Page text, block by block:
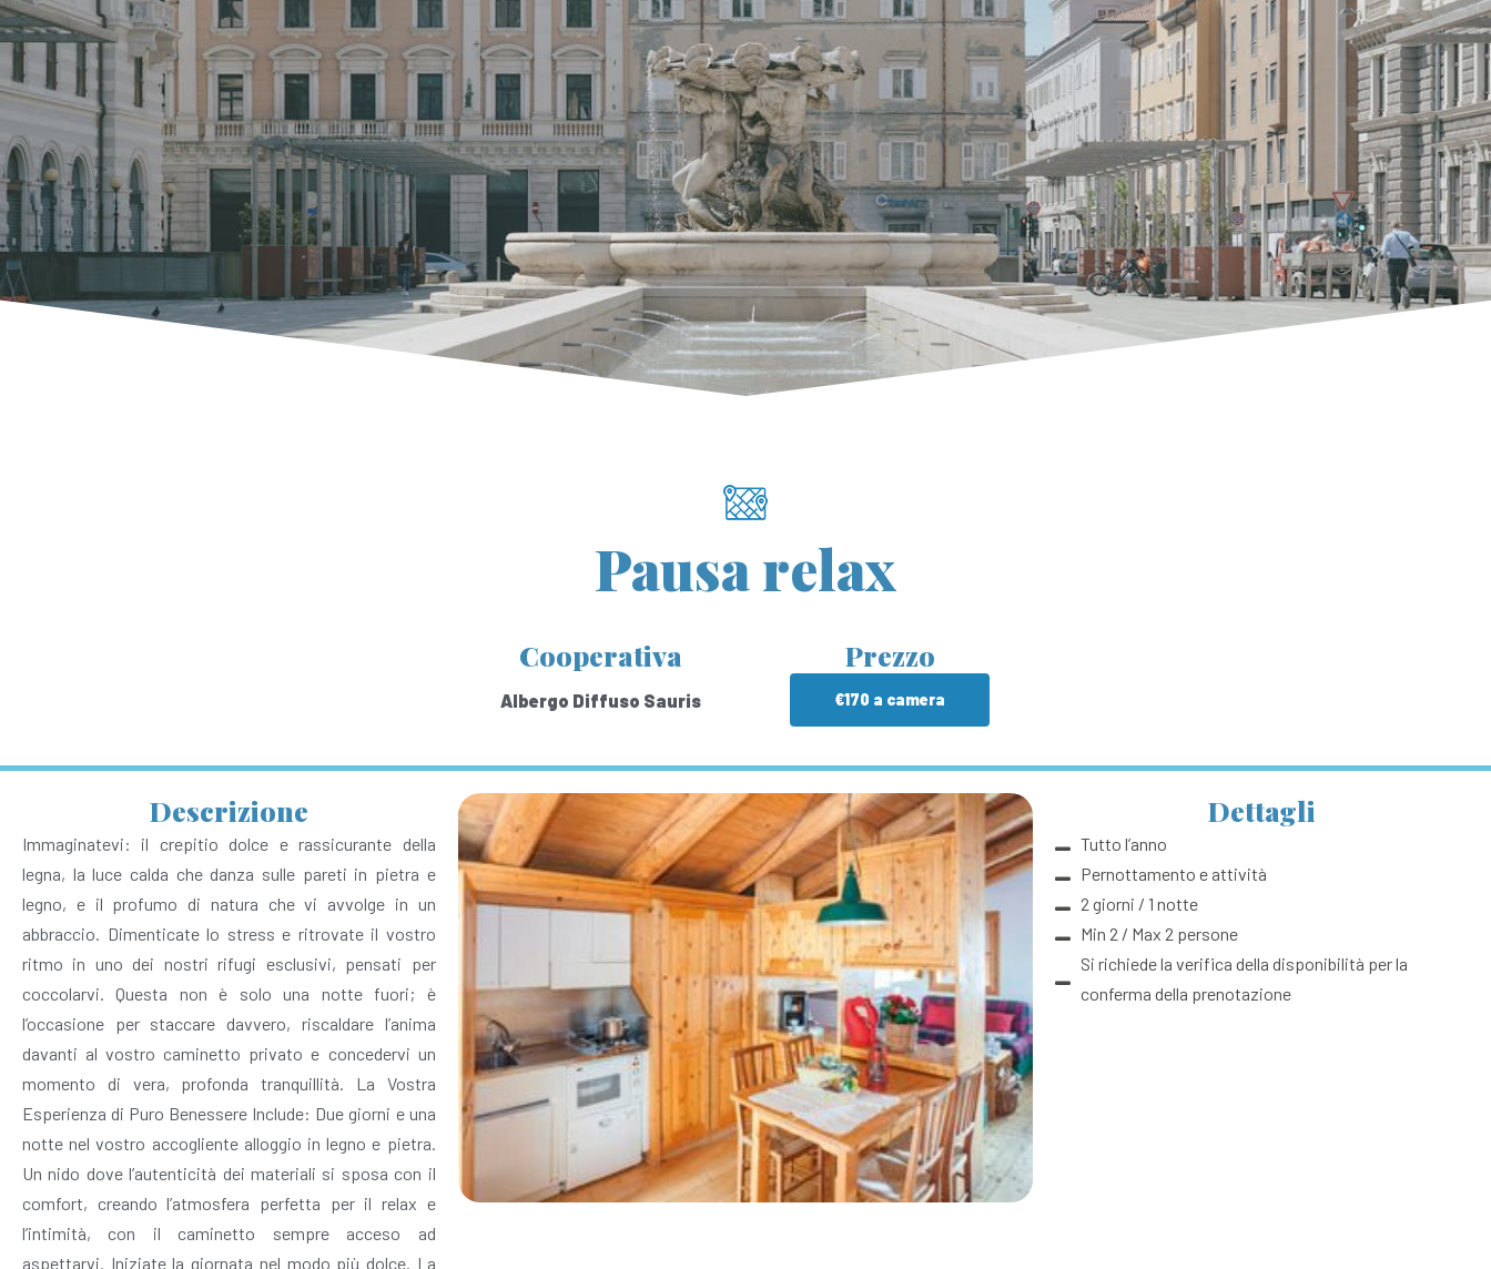
Pausa relax
Cooperativa
Albergo Diffuso Sauris
Prezzo
€170 a camera
Descrizione
Immaginatevi: il crepitio dolce e rassicurante della
legna, la luce calda che danza sulle pareti in pietra e
legno, e il profumo di natura che vi avvolge in un
abbraccio. Dimenticate lo stress e ritrovate il vostro
ritmo in uno dei nostri rifugi esclusivi, pensati per
coccolarvi. Questa non è solo una notte fuori; è
l’occasione per staccare davvero, riscaldare l’anima
davanti al vostro caminetto privato e concedervi un
momento di vera, profonda tranquillità. La Vostra
Esperienza di Puro Benessere Include: Due giorni e una
notte nel vostro accogliente alloggio in legno e pietra.
Un nido dove l’autenticità dei materiali si sposa con il
comfort, creando l’atmosfera perfetta per il relax e
l’intimità, con il caminetto sempre acceso ad
aspettarvi. Iniziate la giornata nel modo più dolce. La
Dettagli
Tutto l’anno
Pernottamento e attività
2 giorni / 1 notte
Min 2 / Max 2 persone
Si richiede la verifica della disponibilità per la
conferma della prenotazione